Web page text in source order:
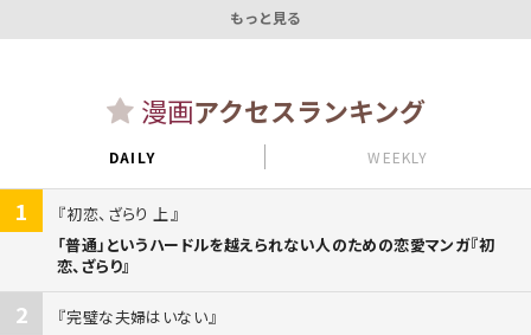
もっと見る
漫画アクセスランキング
DAILY WEEKLY
1
初恋、ざらり 上
「普通」というハードルを越えられない人のための恋愛マンガ『初
恋、ざらり』
2
完璧な夫婦はいない